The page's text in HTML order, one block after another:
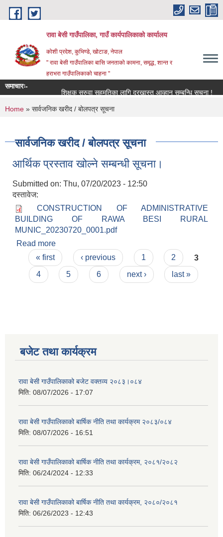
Skip to main content
रावा बेसी गाउँपालिका, गाउँ कार्यपालिकाको कार्यालय
कोशी प्रदेश, कुभिण्डे, खोटाङ, नेपाल
" रावा बेसी गाउँपालिका बासि जनताको कामना, समृद्ध, शान्त र
हराभरा गाउँपालिकाको चाहना "
समाचारः-
शिक्षक सरुवा सहमतिका लागि दरखास्त आव्हान सम्बन्धि सूचना !
You are here
Home » सार्वजनिक खरीद / बोलपत्र सूचना
सार्वजनिक खरीद / बोलपत्र सूचना
आर्थिक प्रस्ताव खोल्ने सम्बन्धी सूचना।
Submitted on: Thu, 07/20/2023 - 12:50
दस्तावेज:
CONSTRUCTION OF ADMINISTRATIVE
BUILDING OF RAWA BESI RURAL
MUNIC_20230720_0001.pdf
Read more
Pages
« first ‹ previous 1 2
3
4
5 6 next › last »
बजेट तथा कार्यक्रम
रावा बेसी गाउँपालिकाको बजेट वक्तव्य २०८३।०८४
मिति: 08/07/2026 - 17:07
रावा बेसी गाउँपालिकाको बार्षिक नीति तथा कार्यक्रम २०८३/०८४
मिति: 08/07/2026 - 16:51
रावा बेसी गाउँपालिकाको बार्षिक नीति तथा कार्यक्रम, २०८१/२०८२
मिति: 06/24/2024 - 12:33
रावा बेसी गाउँपालिकाको बार्षिक नीति तथा कार्यक्रम, २०८०/२०८१
मिति: 06/26/2023 - 12:43